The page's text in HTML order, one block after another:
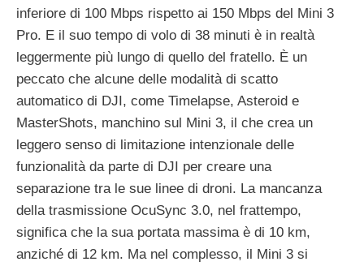
inferiore di 100 Mbps rispetto ai 150 Mbps del Mini 3
Pro. E il suo tempo di volo di 38 minuti è in realtà
leggermente più lungo di quello del fratello. È un
peccato che alcune delle modalità di scatto
automatico di DJI, come Timelapse, Asteroid e
MasterShots, manchino sul Mini 3, il che crea un
leggero senso di limitazione intenzionale delle
funzionalità da parte di DJI per creare una
separazione tra le sue linee di droni. La mancanza
della trasmissione OcuSync 3.0, nel frattempo,
significa che la sua portata massima è di 10 km,
anziché di 12 km. Ma nel complesso, il Mini 3 si